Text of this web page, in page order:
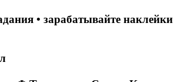
• зарабатывайте